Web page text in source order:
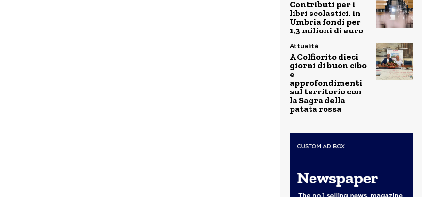
Contributi per i
libri scolastici, in
Umbria fondi per
1,3 milioni di euro
Attualità
A Colfiorito dieci
giorni di buon cibo
e
approfondimenti
sul territorio con
la Sagra della
patata rossa